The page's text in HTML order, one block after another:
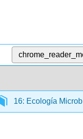
16: Ecología